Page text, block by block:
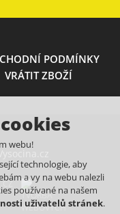
PODMÍNKY
VRÁTIT ZBOŽÍ
webu!
technologie, aby
a vy na webu nalezli
používané na našem
uživatelů stránek.